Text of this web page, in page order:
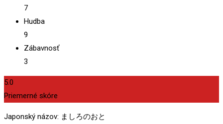
7
Hudba
9
Zábavnosť
3
5.0
Priemerné skóre
Japonský názov: ましろのおと